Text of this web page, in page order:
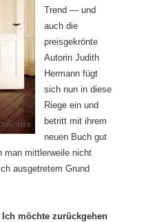
Trend — und
auch die
preisgekrönte
Autorin Judith
Hermann fügt
sich nun in diese
Riege ein und
betritt mit ihrem
neuen Buch gut
man mittlerweile nicht
ausgetretem Grund
Ich möchte zurückgehen